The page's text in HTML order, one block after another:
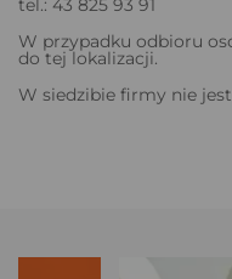
tel.: 43 825 93 91
W przypadku odbioru
do tej lokalizacji.
W siedzibie firmy nie